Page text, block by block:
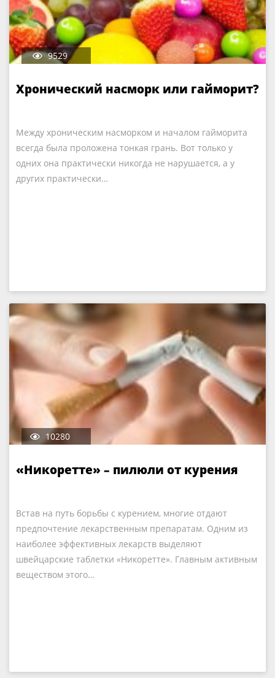
9529
Хронический насморк или гайморит?
Между хроническим насморком и началом гайморита
всегда была проложена тонкая грань. Вот только у
одних она практически никогда не нарушается, а у
других практически…
10280
«Никоретте» – пилюли от курения
Встав на путь борьбы с курением, многие отдают
предпочтение лекарственным препаратам. Одним из
наиболее эффективных лекарств выделяют
швейцарские таблетки «Никоретте». Главным активным
веществом этого…